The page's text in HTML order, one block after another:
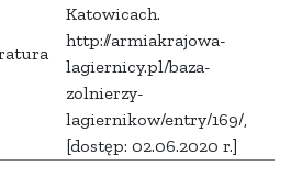
Katowicach.
http://armiakrajowa-
lagiernicy.pl/baza-
zolnierzy-
lagiernikow/entry/169/,
[dostęp: 02.06.2020 r.]